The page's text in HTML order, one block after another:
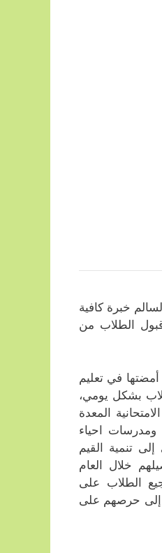
خبرة كافية
الطلاب من
في تعليم
بشكل يومي،
المعدة
ومدرسات احياء
إلى تنمية القيم
خلال العام
الطلاب على
إلى حرصهم على